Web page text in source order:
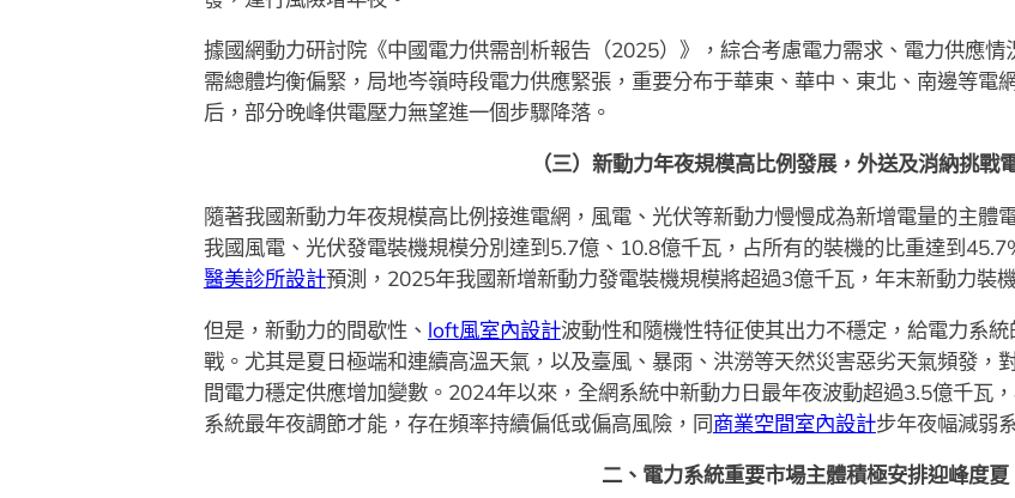
據國網動力研討院《中國電力供需剖析報告（2025）》，綜合考慮電力需求、電力供應
需總體均衡偏緊，局地岑嶺時段電力供應緊張，重要分布于華東、華中、東北、南邊等電
后，部分晚峰供電壓力無望進一個步驟降落。
（三）新動力年夜規模高比例發展，外送及消納挑戰
隨著我國新動力年夜規模高比例接進電網，風電、光伏等新動力慢慢成為新增電量的主體
我國風電、光伏發電裝機規模分別達到5.7億、10.8億千瓦，占所有的裝機的比重達到
醫美診所設計預測，2025年我國新增新動力發電裝機規模將超過3億千瓦，年末新動力裝
但是，新動力的間歇性、 loft風室內設計波動性和隨機性特征使其出力不穩定，給電力系
戰。尤其是夏日極端和連續高溫天氣，以及臺風、暴雨、洪澇等天然災害惡劣天氣頻發，
間電力穩定供應增加變數。2024年以來，全網系統中新動力日最年夜波動超過3.5億千瓦
系統最年夜調節才能，存在頻率持續偏低或偏高風險，同商業空間室內設計步年夜幅減弱
二、電力系統重要市場主體積極安排迎峰度夏